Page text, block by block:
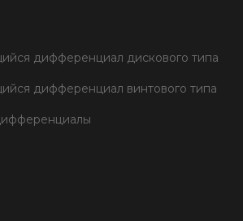
дифференциал дискового типа
дифференциал винтового типа